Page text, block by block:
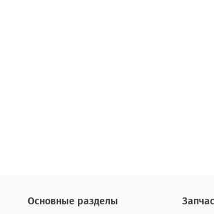
Основные разделы